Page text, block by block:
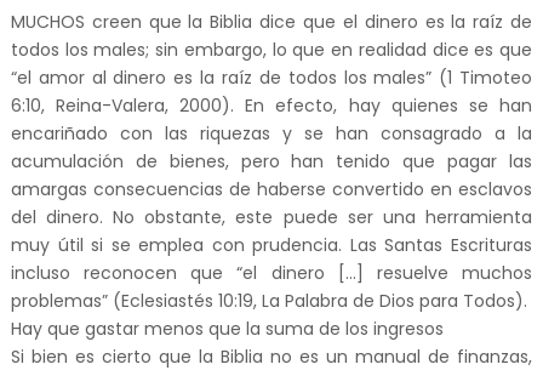
MUCHOS creen que la Biblia dice que el dinero es la raíz de
todos los males; sin embargo, lo que en realidad dice es que
“el amor al dinero es la raíz de todos los males” (1 Timoteo
6:10, Reina-Valera, 2000). En efecto, hay quienes se han
encariñado con las riquezas y se han consagrado a la
acumulación de bienes, pero han tenido que pagar las
amargas consecuencias de haberse convertido en esclavos
del dinero. No obstante, este puede ser una herramienta
muy útil si se emplea con prudencia. Las Santas Escrituras
incluso reconocen que “el dinero [...] resuelve muchos
problemas” (Eclesiastés 10:19, La Palabra de Dios para Todos).
Hay que gastar menos que la suma de los ingresos
Si bien es cierto que la Biblia no es un manual de finanzas,